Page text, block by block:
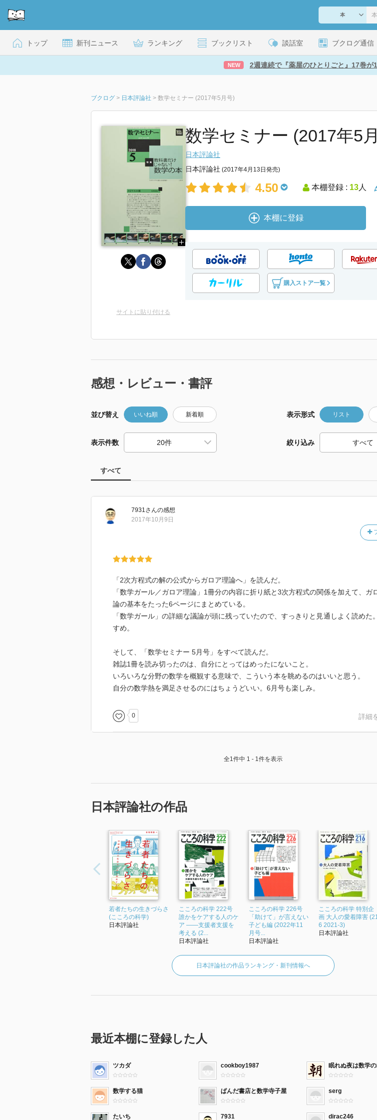
トップ 新刊ニュース ランキング ブックリスト 談話室 ブクログ通信
NEW 2週連続で『薬屋のひとりごと』17巻が
ブクログ > 日本評論社 > 数学セミナー (2017年5月号)
数学セミナー (2017年5
日本評論社
日本評論社 (2017年4月13日発売)
4.50 本棚登録 : 13人
本棚に登録
購入ストア一覧
サイトに貼り付ける
感想・レビュー・書評
並び替え いいね順 新着順 表示形式 リスト
表示件数 絞り込み
すべて
7931さんの感想
2017年10月9日
「2次方程式の解の公式からガロア理論へ」を読んだ。
「数学ガール／ガロア理論」1冊分の内容に折り紙と3次方程式の関係を加えて、ガ
論の基本をたった6ページにまとめている。
「数学ガール」の詳細な議論が頭に残っていたので、すっきりと見通しよく読めた
すめ。
そして、「数学セミナー 5月号」をすべて読んだ。
雑誌1冊を読み切ったのは、自分にとってはめったにないこと。
いろいろな分野の数学を概観する意味で、こういう本を眺めるのはいいと思う。
自分の数学熱を満足させるのにはちょうどいい。6月号も楽しみ。
0 詳細
全1件中 1 - 1件を表示
日本評論社の作品
若者たちの生きづらさ
(こころの科学)
日本評論社
こころの科学 222号
誰かをケアする人のケ
ア ――支援者支援を
考える (2...
日本評論社
こころの科学 226号
「助けて」が言えない
子ども編 (2022年11
月号...
日本評論社
こころの科学 特別企
画 大人の愛着障害
6 2021-3)
日本評論社
日本評論社の作品ランキング・新刊情報へ
最近本棚に登録した人
ツカダ cookboy1987 眠れぬ夜は数学
数学する猫 ぱんだ書店と数学寺子屋 serg
たいち 7931 dirac246